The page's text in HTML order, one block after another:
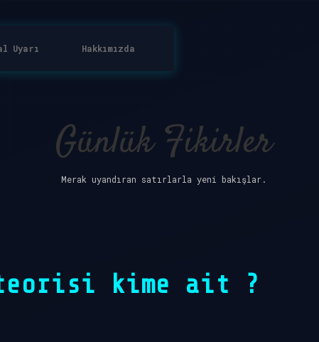
Uyarı Hakkımızda
Günlük Fikirler
Merak uyandıran satırlarla yeni bakışlar.
kime ait ?